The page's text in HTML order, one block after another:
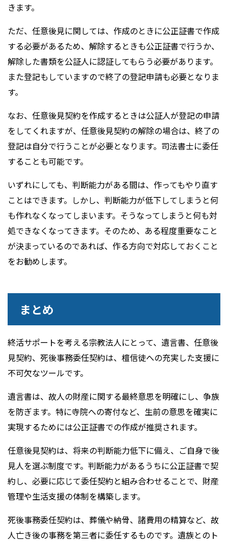
きます。
ただ、任意後見に関しては、作成のときに公正証書で作成
する必要があるため、解除するときも公正証書で行うか、
解除した書類を公証人に認証してもらう必要があります。
また登記もしていますので終了の登記申請も必要となりま
す。
なお、任意後見契約を作成するときは公証人が登記の申請
をしてくれますが、任意後見契約の解除の場合は、終了の
登記は自分で行うことが必要となります。司法書士に委任
することも可能です。
いずれにしても、判断能力がある間は、作ってもやり直す
ことはできます。しかし、判断能力が低下してしまうと何
も作れなくなってしまいます。そうなってしまうと何も対
処できなくなってきます。そのため、ある程度重要なこと
が決まっているのであれば、作る方向で対応しておくこと
をお勧めします。
まとめ
終活サポートを考える宗教法人にとって、遺言書、任意後
見契約、死後事務委任契約は、檀信徒への充実した支援に
不可欠なツールです。
遺言書は、故人の財産に関する最終意思を明確にし、争族
を防ぎます。特に寺院への寄付など、生前の意思を確実に
実現するためには公正証書での作成が推奨されます。
任意後見契約は、将来の判断能力低下に備え、ご自身で後
見人を選ぶ制度です。判断能力があるうちに公正証書で契
約し、必要に応じて委任契約と組み合わせることで、財産
管理や生活支援の体制を構築します。
死後事務委任契約は、葬儀や納骨、諸費用の精算など、故
人亡き後の事務を第三者に委任するものです。遺族とのト